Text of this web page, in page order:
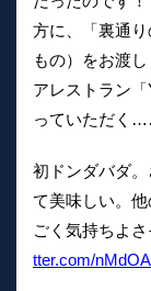
方に、「裏通
もの）をお渡
アレストラン
っていただく
初ドンダバダ
て美味しい。
ごく気持ちよ
tter.com/